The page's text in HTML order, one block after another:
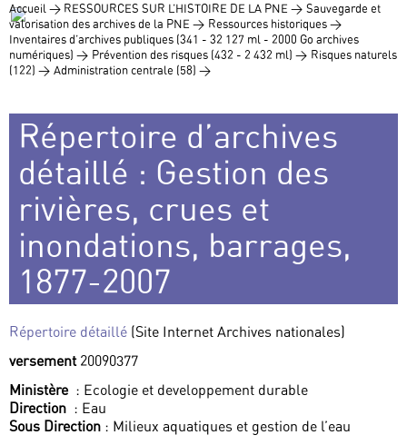
Accueil > RESSOURCES SUR L’HISTOIRE DE LA PNE > Sauvegarde et
valorisation des archives de la PNE > Ressources historiques >
Inventaires d’archives publiques (341 - 32 127 ml - 2000 Go archives
numériques) > Prévention des risques (432 - 2 432 ml) > Risques naturels
(122) > Administration centrale (58) >
Répertoire d’archives
détaillé : Gestion des
rivières, crues et
inondations, barrages,
1877-2007
Répertoire détaillé (Site Internet Archives nationales)
versement 20090377
Ministère : Ecologie et developpement durable
Direction : Eau
Sous Direction : Milieux aquatiques et gestion de l’eau